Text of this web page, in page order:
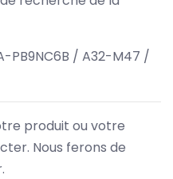
PB9NC6B / A32-M47 /
produit ou votre
Nous ferons de